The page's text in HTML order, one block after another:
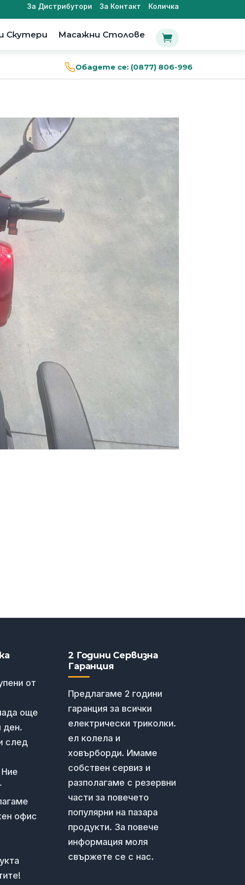
За Дистрибутори За Контакт Количка
Скутери Масажни Столове 
Обадете се: (0877) 806-996
от
още
ден.
след
офис
2 Години Сервизна
Гаранция
Предлагаме 2 години
гаранция за всички
електрически триколки.
ел колела и
ховърборди. Имаме
собствен сервиз и
разполагаме с резервни
части за повечето
популярни на пазара
продукти. За повече
информация моля
свържете се с нас.